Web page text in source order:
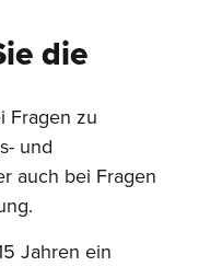
die
Fragen zu
und
auch bei Fragen
Jahren ein